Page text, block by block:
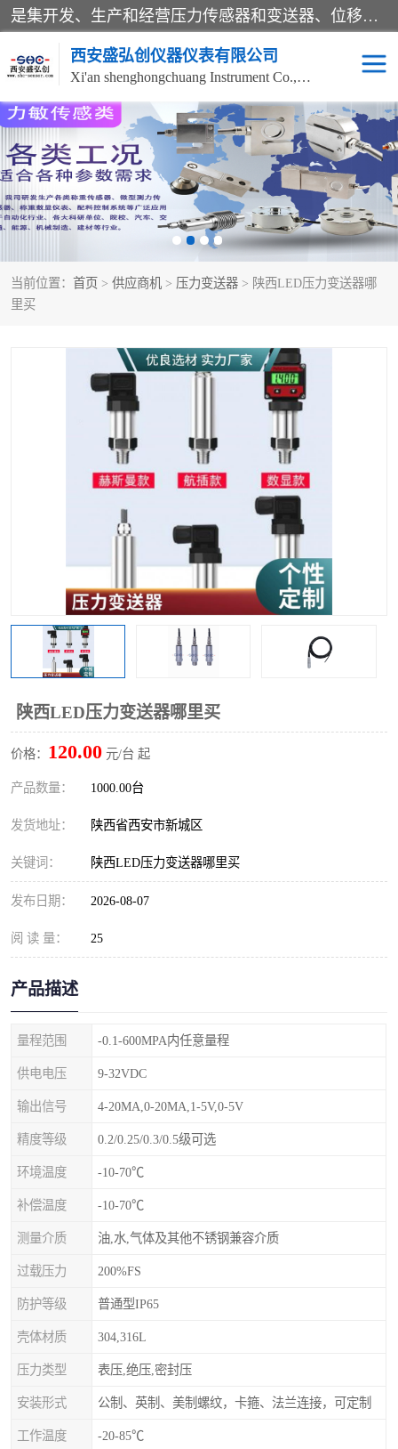
是集开发、生产和经营压力传感器和变送器、位移传感器和变送器、流量传感器和变送器、称重传感器和变送器、测力传感器和变送器、温湿度传感器和变送器、扭矩传感器、智能数显控制仪表等产品的化高新技术企业。
西安盛弘创仪器仪表有限公司
Xi'an shenghongchuang Instrument Co., Ltd
当前位置： 首页 > 供应商机 > 压力变送器 > 陕西LED压力变送器哪
里买
陕西LED压力变送器哪里买
价格： 120.00 元/台 起
产品数量： 1000.00台
发货地址： 陕西省西安市新城区
关键词： 陕西LED压力变送器哪里买
发布日期： 2026-08-07
阅 读 量： 25
产品描述
量程范围 -0.1-600MPA内任意量程
供电电压 9-32VDC
输出信号 4-20MA,0-20MA,1-5V,0-5V
精度等级 0.2/0.25/0.3/0.5级可选
环境温度 -10-70℃
补偿温度 -10-70℃
测量介质 油,水,气体及其他不锈钢兼容介质
过载压力 200%FS
防护等级 普通型IP65
壳体材质 304,316L
压力类型 表压,绝压,密封压
安装形式 公制、英制、美制螺纹，卡箍、法兰连接，可定制
工作温度 -20-85℃
称重传感器 超声波流量计
压力变送器 通用型压力变送器
流量计
位移传感器 差压变送器